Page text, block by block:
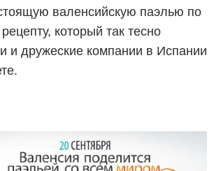
валенсийскую паэлью по
который так тесно
и дружеские компании в Испании